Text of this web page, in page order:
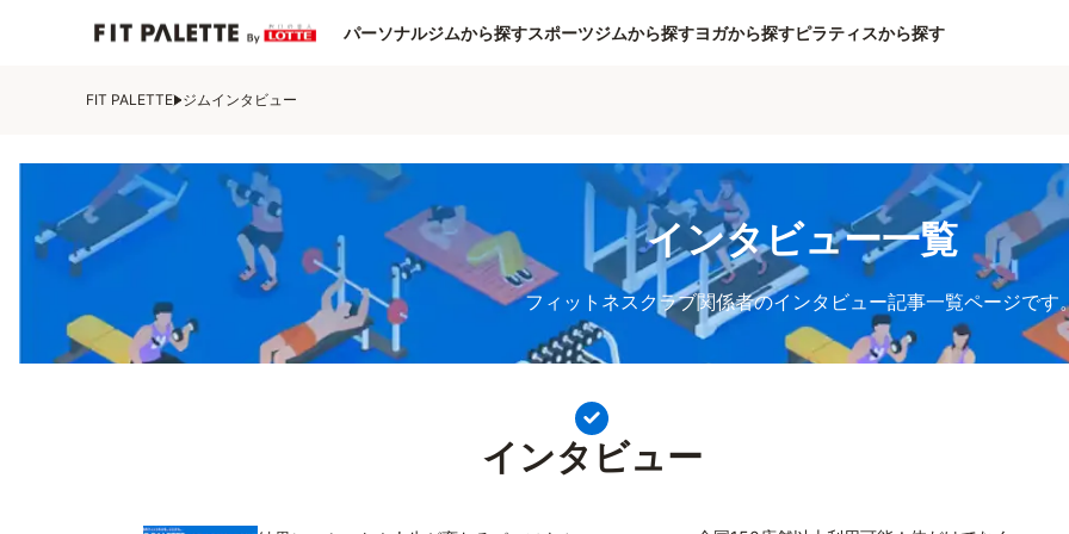
パーソナルジムから探すスポーツジムから探すヨガから探すピラティスから探す
FIT PALETTE ジムインタビュー
インタビュー一覧
フィットネスクラブ関係者のインタビュー記事一覧ページです
インタビュー